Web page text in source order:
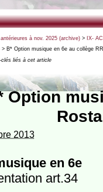
antérieures à nov. 2025 (archive)> IX-
> B* Option musique en 6e au collège
liés à cet article
Option
2013
en 6e
art.34